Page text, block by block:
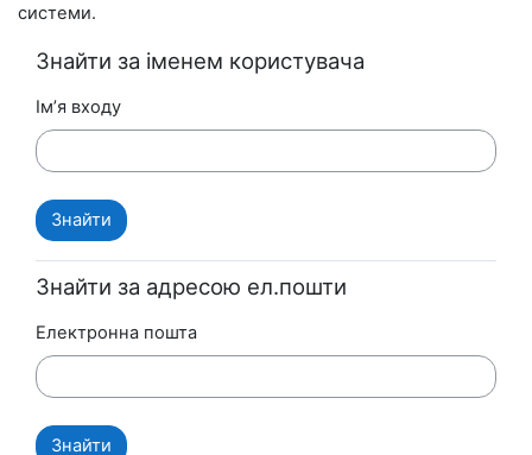
системи.
Знайти за іменем користувача
Ім’я входу
Знайти за адресою ел.пошти
Електронна пошта